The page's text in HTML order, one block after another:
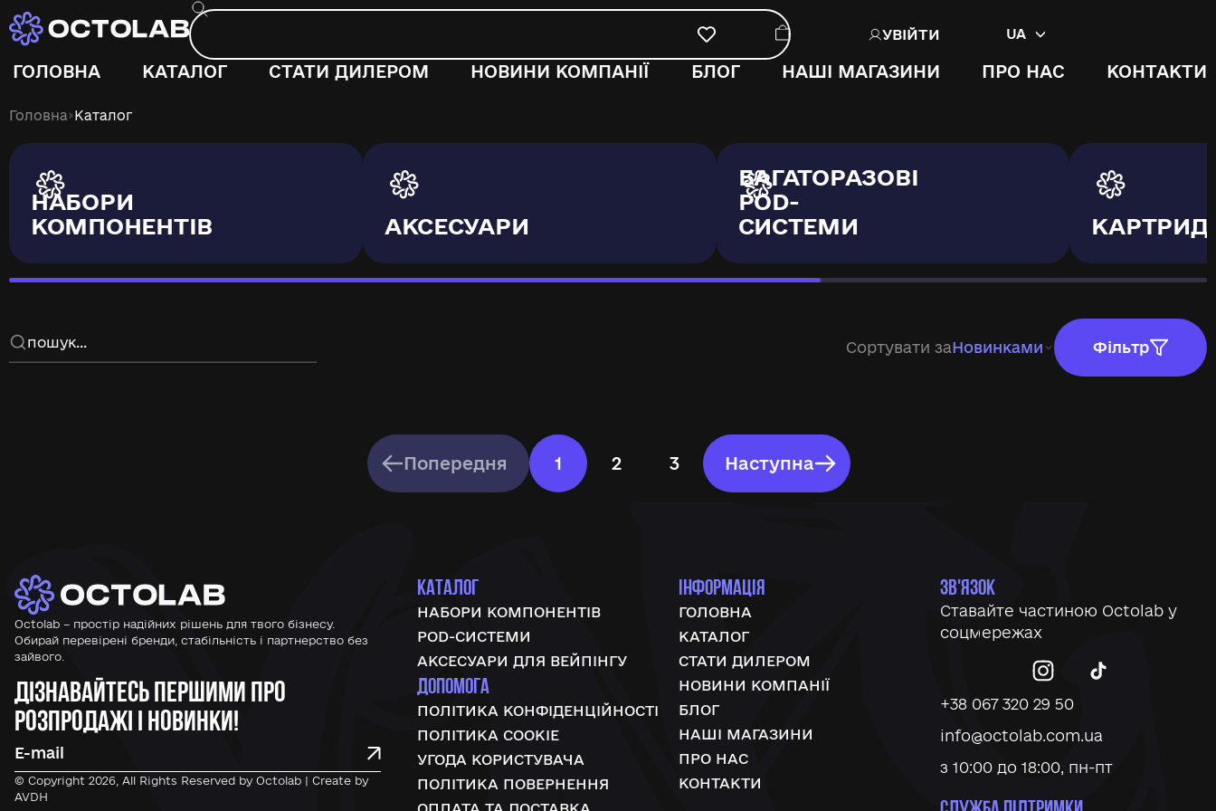
УВІЙТИ UA
ГОЛОВНА КАТАЛОГ СТАТИ ДИЛЕРОМ НОВИНИ КОМПАНІЇ БЛОГ НАШІ МАГАЗИНИ ПРО НАС КОНТАКТИ
Головна›Каталог
НАБОРИ
КОМПОНЕНТІВ
АКСЕСУАРИ
БАГАТОРАЗОВІ
POD-
СИСТЕМИ
Сортувати заНовинками
Попередня 1 2 3 Наступна
Octolab – простір надійних рішень для твого бізнесу.
Обирай перевірені бренди, стабільність і партнерство без
зайвого.
Дізнавайтесь першими про
розпродажі і новинки!
© Copyright 2026, All Rights Reserved by Octolab | Create by
AVDH
КАТАЛОГ
НАБОРИ КОМПОНЕНТІВ
POD-СИСТЕМИ
АКСЕСУАРИ ДЛЯ ВЕЙПІНГУ
ДОПОМОГА
ПОЛІТИКА КОНФІДЕНЦІЙНОСТІ
ПОЛІТИКА COOKIE
УГОДА КОРИСТУВАЧА
ПОЛІТИКА ПОВЕРНЕННЯ
ІНФОРМАЦІЯ
ГОЛОВНА
КАТАЛОГ
СТАТИ ДИЛЕРОМ
НОВИНИ КОМПАНІЇ
БЛОГ
НАШІ МАГАЗИНИ
ПРО НАС
КОНТАКТИ
ЗВ'ЯЗОК
Ставайте частиною Octolab у
соцмережах
+38 067 320 29 50
info@octolab.com.ua
з 10:00 до 18:00, пн-пт